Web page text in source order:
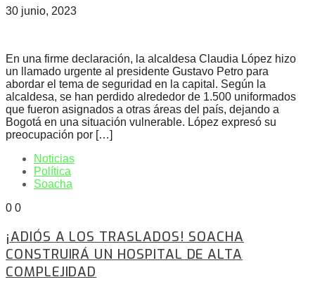
30 junio, 2023
En una firme declaración, la alcaldesa Claudia López hizo
un llamado urgente al presidente Gustavo Petro para
abordar el tema de seguridad en la capital. Según la
alcaldesa, se han perdido alrededor de 1.500 uniformados
que fueron asignados a otras áreas del país, dejando a
Bogotá en una situación vulnerable. López expresó su
preocupación por […]
Noticias
Política
Soacha
0 0
¡ADIÓS A LOS TRASLADOS! SOACHA
CONSTRUIRÁ UN HOSPITAL DE ALTA
COMPLEJIDAD